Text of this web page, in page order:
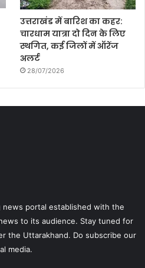
उत्तराखंड में बारिश का कहर:
चारधाम यात्रा दो दिन के लिए
स्थगित, कई जिलों में ऑरेंज
अलर्ट
28/07/2026
news portal established with the
to its audience. Stay tuned for
the Uttarakhand. Do subscribe our
media.